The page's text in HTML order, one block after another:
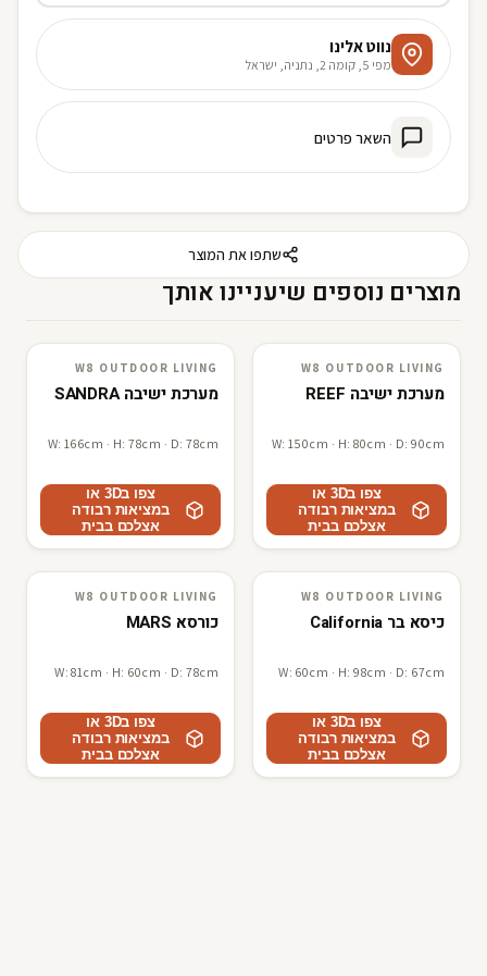
נווט אלינו
מפי 5, קומה 2, נתניה, ישראל
השאר פרטים
שתפו את המוצר
מוצרים נוספים שיעניינו אותך
3D · AR
W8 outdoor living
W8 OUTDOOR LIVING
מערכת ישיבה REEF
W: 150cm · H: 80cm · D: 90cm
צפו ב3D או
במציאות רבודה
אצלכם בבית
3D · AR
W8 outdoor living
W8 OUTDOOR LIVING
מערכת ישיבה SANDRA
W: 166cm · H: 78cm · D: 78cm
צפו ב3D או
במציאות רבודה
אצלכם בבית
3D · AR
W8 outdoor living
W8 OUTDOOR LIVING
כיסא בר California
W: 60cm · H: 98cm · D: 67cm
צפו ב3D או
במציאות רבודה
אצלכם בבית
3D · AR
W8 outdoor living
W8 OUTDOOR LIVING
כורסא MARS
W: 81cm · H: 60cm · D: 78cm
צפו ב3D או
במציאות רבודה
אצלכם בבית